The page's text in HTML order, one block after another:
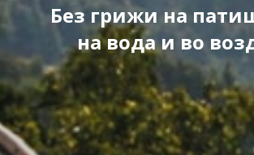
Без грижи на
на вода и во